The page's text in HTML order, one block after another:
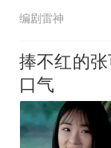
编剧雷神
捧不红的
口气